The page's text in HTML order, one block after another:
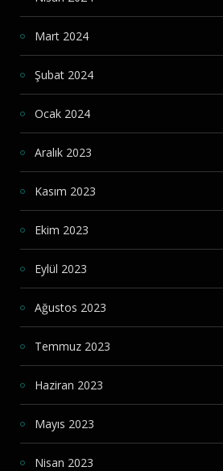
Mart 2024
Şubat 2024
Ocak 2024
Aralık 2023
Kasım 2023
Ekim 2023
Eylül 2023
Ağustos 2023
Temmuz 2023
Haziran 2023
Mayıs 2023
Nisan 2023